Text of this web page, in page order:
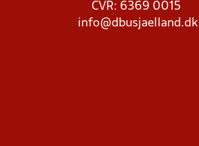
CVR: 6369 0015
info@dbusjaelland.dk